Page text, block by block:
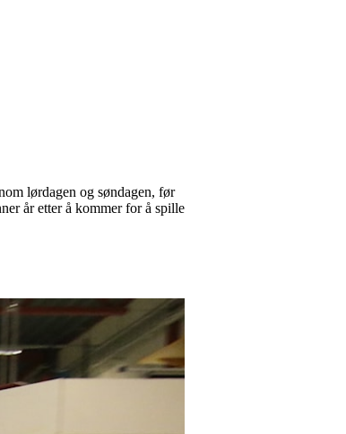
lørdagen og søndagen, før
år etter å kommer for å spille